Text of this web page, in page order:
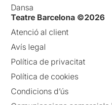
Dansa
Teatre Barcelona ©2026
Atenció al client
Avís legal
Política de privacitat
Política de cookies
Condicions d’ús